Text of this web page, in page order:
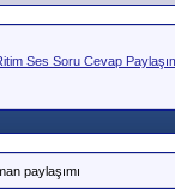
Ses Soru Cevap
paylaşımı